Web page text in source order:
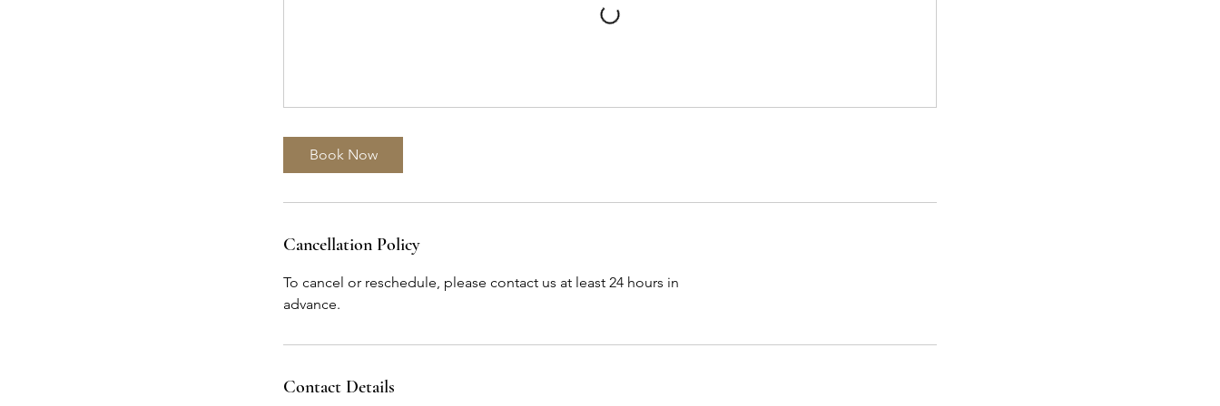
Book Now
Cancellation Policy
To cancel or reschedule, please contact us at least 24 hours in
advance.
Contact Details